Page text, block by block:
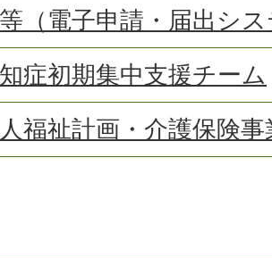
（電子申請・届出シ
症初期集中支援チーム
福祉計画・介護保険事